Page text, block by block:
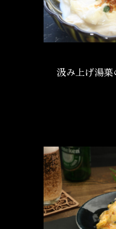
汲み上げ湯葉